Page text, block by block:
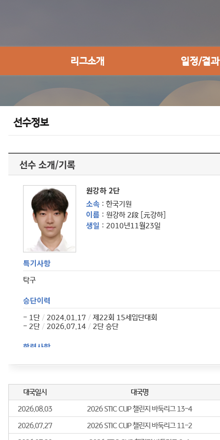
리그소개 일정/결과
선수정보
선수 소개/기록
원강하 2단
소속: 한국기원
이름 : 원강하 2段 [元강하]
생일 : 2010년11월23일
특기사항
탁구
승단이력
- 1단 / 2024.01.17 / 제22회 15세입단대회
- 2단 / 2026.07.14/ 2단 승단
학력사항
- 2018.07.01/성남 송현초 2년 자퇴
경력사항
2026년
- 2026년 제14회 하찬석국수배 영재최강전 본선 8강